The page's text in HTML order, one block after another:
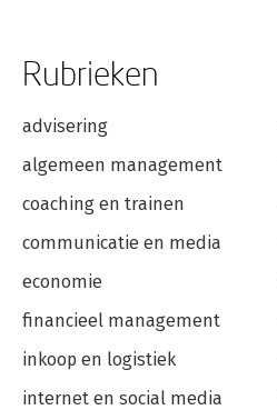
Rubrieken
advisering
algemeen management
coaching en trainen
communicatie en media
economie
financieel management
inkoop en logistiek
internet en social media